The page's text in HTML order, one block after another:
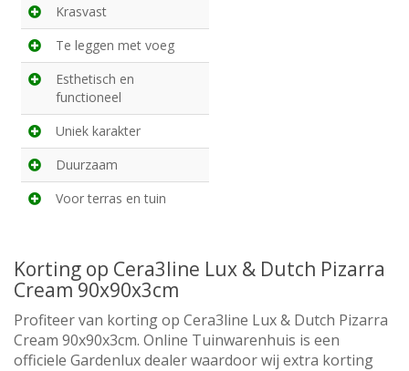
Krasvast
Te leggen met voeg
Esthetisch en
functioneel
Uniek karakter
Duurzaam
Voor terras en tuin
Korting op Cera3line Lux & Dutch Pizarra
Cream 90x90x3cm
Profiteer van korting op Cera3line Lux & Dutch Pizarra
Cream 90x90x3cm. Online Tuinwarenhuis is een
officiele Gardenlux dealer waardoor wij extra korting